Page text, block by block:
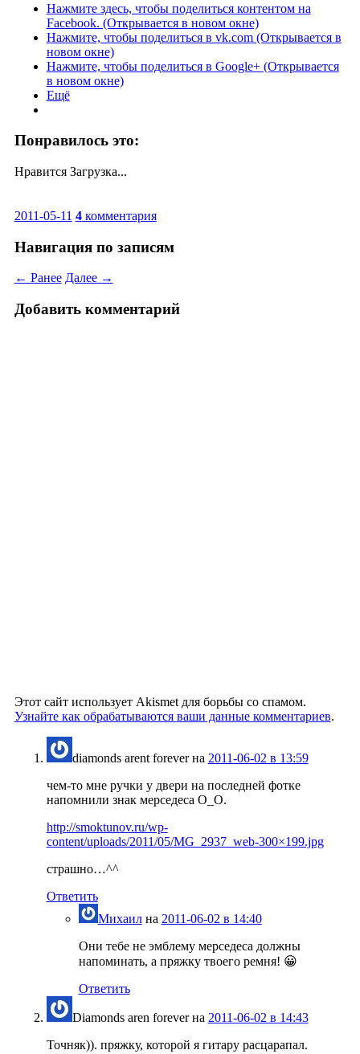
Нажмите здесь, чтобы поделиться контентом на
Facebook. (Открывается в новом окне)
Нажмите, чтобы поделиться в vk.com (Открывается в
новом окне)
Нажмите, чтобы поделиться в Google+ (Открывается
в новом окне)
Ещё
Понравилось это:
Нравится Загрузка...
2011-05-11 4комментария
Навигация по записям
← Ранее Далее →
Добавить комментарий
Этот сайт использует Akismet для борьбы со спамом.
Узнайте как обрабатываются ваши данные комментариев.
diamonds arent foreverна 2011-06-02 в 13:59
чем-то мне ручки у двери на последней фотке
напомнили знак мерседеса О_О.
http://smoktunov.ru/wp-
content/uploads/2011/05/MG_2937_web-300×199.jpg
страшно…^^
Ответить
Михаилна 2011-06-02 в 14:40
Они тебе не эмблему мерседеса должны
напоминать, а пряжку твоего ремня! 😀
Ответить
Diamonds aren foreverна 2011-06-02 в 14:43
Точняк)). пряжку, которой я гитару расцарапал.